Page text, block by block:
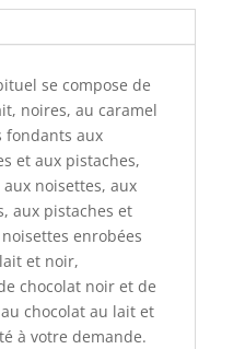
se compose de
noires, au caramel
fondants aux
et aux pistaches,
noisettes, aux
aux pistaches et
enrobées
et noir,
chocolat noir et de
chocolat au lait et
à votre demande.